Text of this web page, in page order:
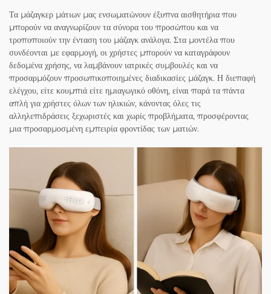
Τα μάζαγκερ μάτιων μας ενσωματώνουν έξυπνα αισθητήρια που
μπορούν να αναγνωρίζουν τα σύνορα του προσώπου και να
τροποποιούν την ένταση του μάζαγκ ανάλογα. Στα μοντέλα που
συνδέονται με εφαρμογή, οι χρήστες μπορούν να καταγράφουν
δεδομένα χρήσης, να λαμβάνουν ιατρικές συμβουλές και να
προσαρμόζουν προσωπικοποιημένες διαδικασίες μάζαγκ. Η διεπαφή
ελέγχου, είτε κουμπιά είτε ημιαγωγικό οθόνη, είναι παρά τα πάντα
απλή για χρήστες όλων των ηλικιών, κάνοντας όλες τις
αλληλεπιδράσεις ξεχωριστές και χωρίς προβλήματα, προσφέροντας
μια προσαρμοσμένη εμπειρία φροντίδας των ματιών.